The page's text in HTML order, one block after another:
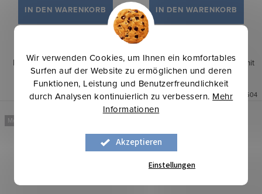
Wir verwenden Cookies, um Ihnen ein komfortables
Surfen auf der Website zu ermöglichen und deren
Funktionen, Leistung und Benutzerfreundlichkeit
durch Analysen kontinuierlich zu verbessern. Mehr
Informationen
Akzeptieren
Einstellungen
IN DEN WARENKORB
Feiner glatter Vorhangstoff in
schneeweißem Farbton.
Art.-Nr.:45423462
IN DEN WARENKORB
Leichter glatter Vorhangstoff mit
dichter Webart.
Art.-Nr.:45426604
Mehr für weniger